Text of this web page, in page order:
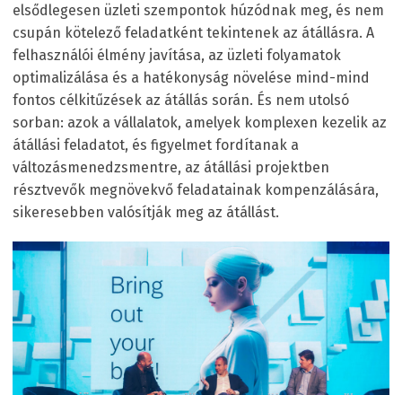
elsődlegesen üzleti szempontok húzódnak meg, és nem
csupán kötelező feladatként tekintenek az átállásra. A
felhasználói élmény javítása, az üzleti folyamatok
optimalizálása és a hatékonyság növelése mind-mind
fontos célkitűzések az átállás során. És nem utolsó
sorban: azok a vállalatok, amelyek komplexen kezelik az
átállási feladatot, és figyelmet fordítanak a
változásmenedzsmentre, az átállási projektben
résztvevők megnövekvő feladatainak kompenzálására,
sikeresebben valósítják meg az átállást.